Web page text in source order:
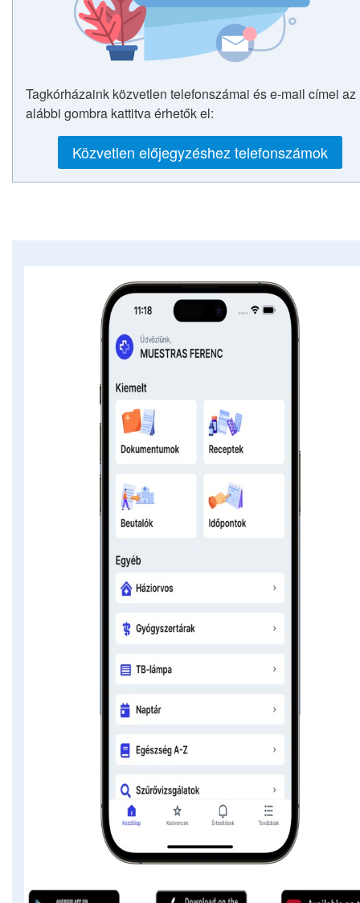
Tagkórházaink közvetlen telefonszámai és e-mail címei az
alábbi gombra kattitva érhetők el:
Közvetlen előjegyzéshez telefonszámok